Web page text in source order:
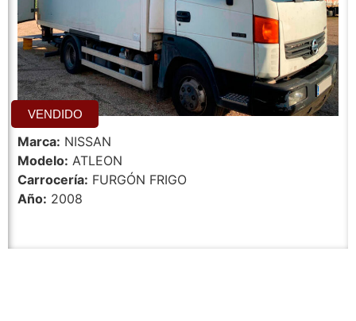
Marca: NISSAN
Modelo: ATLEON
Carrocería: FURGÓN FRIGO
Año: 2008
VENDIDO